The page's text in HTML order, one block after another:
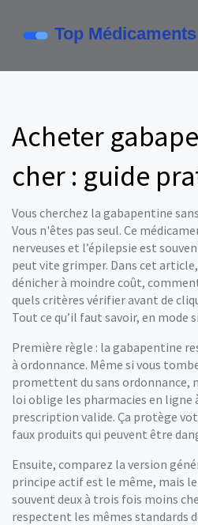
Acheter
cher : guide
Vous cherchez la gabapentine
Vous n'êtes pas seul. Ce
nerveuses et l’épilepsie est
peut vite grimper. Dans cet
dénicher à moindre coût,
quels critères vérifier avant de
Tout ce qu’il faut savoir, en mode
Première règle : la gabapentine
à ordonnance. Même si vous
promettent du sans ordonnance,
loi oblige les pharmacies en ligne
prescription valide. Ça protège
faux produits qui peuvent être
Ensuite, comparez la version
principe actif est le même, mais
souvent deux à trois fois moins
respectent les mêmes standards